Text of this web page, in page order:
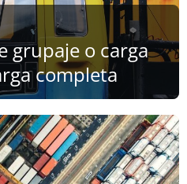
grupaje o carga
completa